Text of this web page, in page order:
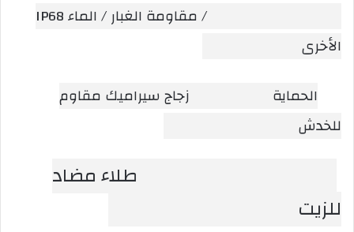
/ مقاومة الغبار / الماء IP68
الأخرى
الحماية
زجاج سيراميك مقاوم
للخدش
طلاء مضاد
للزيت